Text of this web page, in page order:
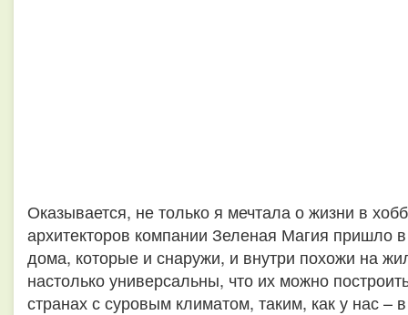
Оказывается, не только я мечтала о жизни в
архитекторов компании Зеленая Магия пришло
дома, которые и снаружи, и внутри похожи на
настолько универсальны, что их можно
странах с суровым климатом, таким, как у нас –